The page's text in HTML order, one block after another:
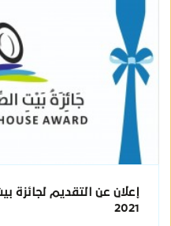
إعلان عن التقديم لجائزة
2021